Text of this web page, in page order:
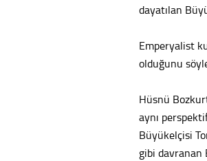
dayatılan
Emperyalist
olduğunu
Hüsnü
aynı
Büyükelçisi
gibi davranan